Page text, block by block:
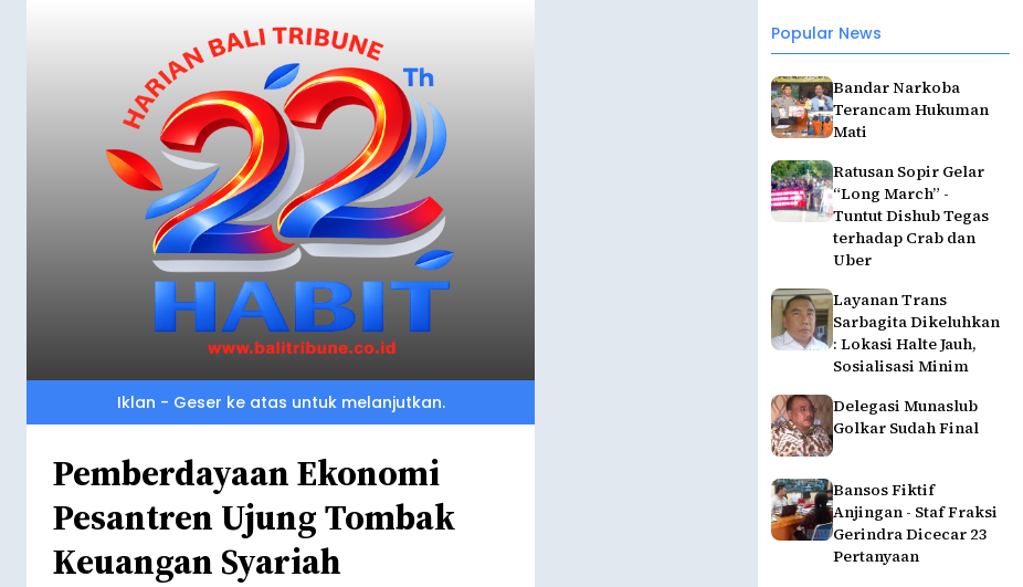
Popular News
Bandar Narkoba
Terancam Hukuman
Mati
Ratusan Sopir Gelar
“Long March” -
Tuntut Dishub Tegas
terhadap Crab dan
Uber
Layanan Trans
Sarbagita Dikeluhkan
: Lokasi Halte Jauh,
Sosialisasi Minim
Delegasi Munaslub
Golkar Sudah Final
Bansos Fiktif
Anjingan - Staf Fraksi
Gerindra Dicecar 23
Pertanyaan
Iklan - Geser ke atas untuk melanjutkan.
Pemberdayaan Ekonomi
Pesantren Ujung Tombak
Keuangan Syariah